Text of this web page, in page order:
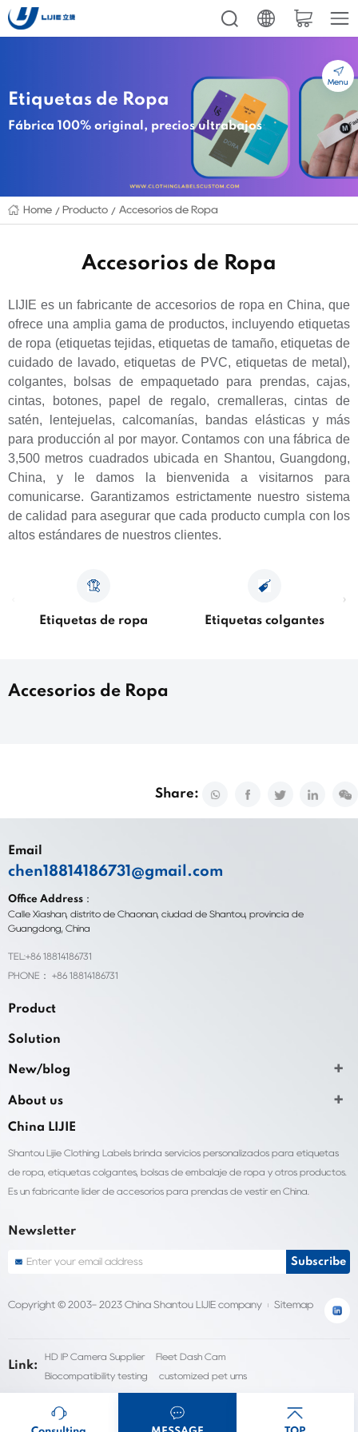
Etiquetas de Ropa
Fábrica 100% original, precios ultrabajos
Home Producto Accesorios de Ropa
Accesorios de Ropa
LIJIE es un fabricante de accesorios de ropa en China, que
ofrece una amplia gama de productos, incluyendo etiquetas
de ropa (etiquetas tejidas, etiquetas de tamaño, etiquetas de
cuidado de lavado, etiquetas de PVC, etiquetas de metal),
colgantes, bolsas de empaquetado para prendas, cajas,
cintas, botones, papel de regalo, cremalleras, cintas de
satén, lentejuelas, calcomanías, bandas elásticas y más
para producción al por mayor. Contamos con una fábrica de
3,500 metros cuadrados ubicada en Shantou, Guangdong,
China, y le damos la bienvenida a visitarnos para
comunicarse. Garantizamos estrictamente nuestro sistema
de calidad para asegurar que cada producto cumpla con los
altos estándares de nuestros clientes.
Etiquetas de ropa Etiquetas colgantes
Accesorios de Ropa
Share:
Menu
Email
chen18814186731@gmail.com
Office Address：
Calle Xiashan, distrito de Chaonan, ciudad de Shantou, provincia de
Guangdong, China
TEL:+86 18814186731
PHONE： +86 18814186731
Product
Solution
New/blog
About us
China LIJIE
Shantou Lijie Clothing Labels brinda servicios personalizados para etiquetas
de ropa, etiquetas colgantes, bolsas de embalaje de ropa y otros productos.
Es un fabricante líder de accesorios para prendas de vestir en China.
Newsletter
Copyright © 2003- 2023 China Shantou LIJIE company Sitemap
Link:
HD IP Camera Supplier Fleet Dash Cam
Biocompatibility testing customized pet urns